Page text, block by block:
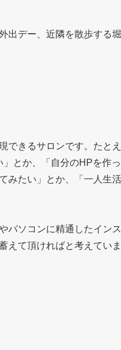
デー、近隣を散歩する
きるサロンです。たと
とか、「自分のHPを作
たい」とか、「一人生
ソコンに精通したイン
えて頂ければと考えていま